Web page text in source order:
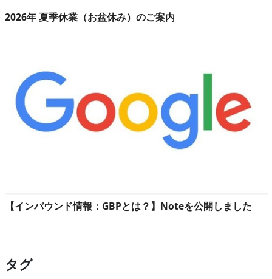
2026年 夏季休業（お盆休み）のご案内
【インバウンド情報：GBPとは？】Noteを公開しました
タグ